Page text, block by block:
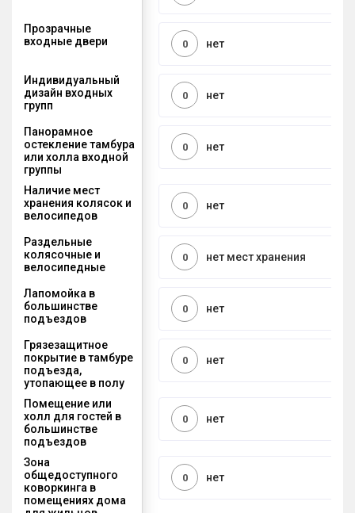
Прозрачные
входные двери
нет
0
Индивидуальный
дизайн входных
групп
нет
0
Панорамное
остекление тамбура
или холла входной
группы
нет
0
Наличие мест
хранения колясок и
велосипедов
нет
0
Раздельные
колясочные и
велосипедные
нет мест хранения
0
Лапомойка в
большинстве
подъездов
нет
0
Грязезащитное
покрытие в тамбуре
подъезда,
утопающее в полу
нет
0
Помещение или
холл для гостей в
большинстве
подъездов
нет
0
Зона
общедоступного
коворкинга в
помещениях дома
нет
0